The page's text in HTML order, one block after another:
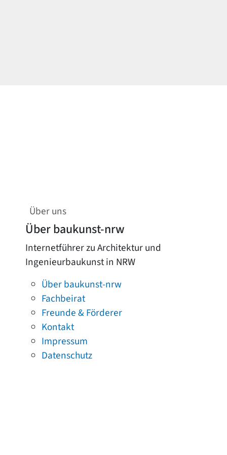
Über uns
Über baukunst-nrw
Internetführer zu Architektur und
Ingenieurbaukunst in NRW
Über baukunst-nrw
Fachbeirat
Freunde & Förderer
Kontakt
Impressum
Datenschutz